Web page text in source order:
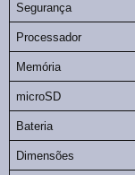
Segurança
Processador
Memória
microSD
Bateria
Dimensões